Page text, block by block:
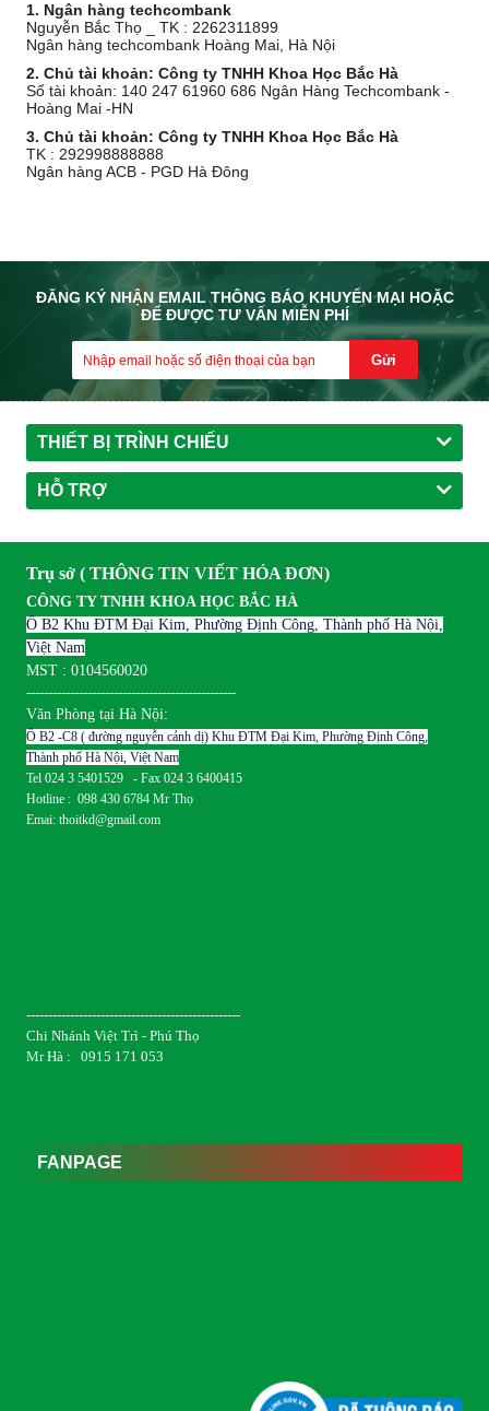
1. Ngân hàng techcombank
Nguyễn Bắc Thọ _ TK : 2262311899
Ngân hàng techcombank Hoàng Mai, Hà Nội
2. Chủ tài khoản: Công ty TNHH Khoa Học Bắc Hà
Số tài khoản: 140 247 61960 686 Ngân Hàng Techcombank -
Hoàng Mai -HN
3. Chủ tài khoản: Công ty TNHH Khoa Học Bắc Hà
TK : 292998888888
Ngân hàng ACB - PGD Hà Đông
ĐĂNG KÝ NHẬN EMAIL THÔNG BÁO KHUYẾN MẠI HOẶC
ĐỂ ĐƯỢC TƯ VẤN MIỄN PHÍ
Gửi
THIẾT BỊ TRÌNH CHIẾU
HỖ TRỢ
Trụ sở ( THÔNG TIN VIẾT HÓA ĐƠN)
CÔNG TY TNHH KHOA HỌC BẮC HÀ
Ô B2 Khu ĐTM Đại Kim, Phường Định Công, Thành phố Hà Nội,
Việt Nam
MST : 0104560020
------------------------------------------------
Văn Phòng tại Hà Nội:
Ô B2 -C8 ( đường nguyễn cảnh dị) Khu ĐTM Đại Kim, Phường Định Công,
Thành phố Hà Nội, Việt Nam
Tel 024 3 5401529 - Fax 024 3 6400415
Hotline : 098 430 6784 Mr Thọ
Emai: thoitkd@gmail.com
-------------------------------------------------
Chi Nhánh Việt Trì - Phú Thọ
Mr Hà : 0915 171 053
FANPAGE